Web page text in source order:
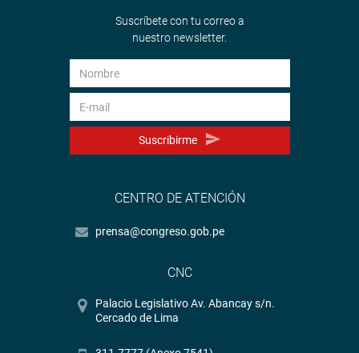
Suscríbete con tu correo a
nuestro newsletter.
Suscribirme
CENTRO DE ATENCIÓN
prensa@congreso.gob.pe
CNC
Palacio Legislativo Av. Abancay s/n.
Cercado de Lima